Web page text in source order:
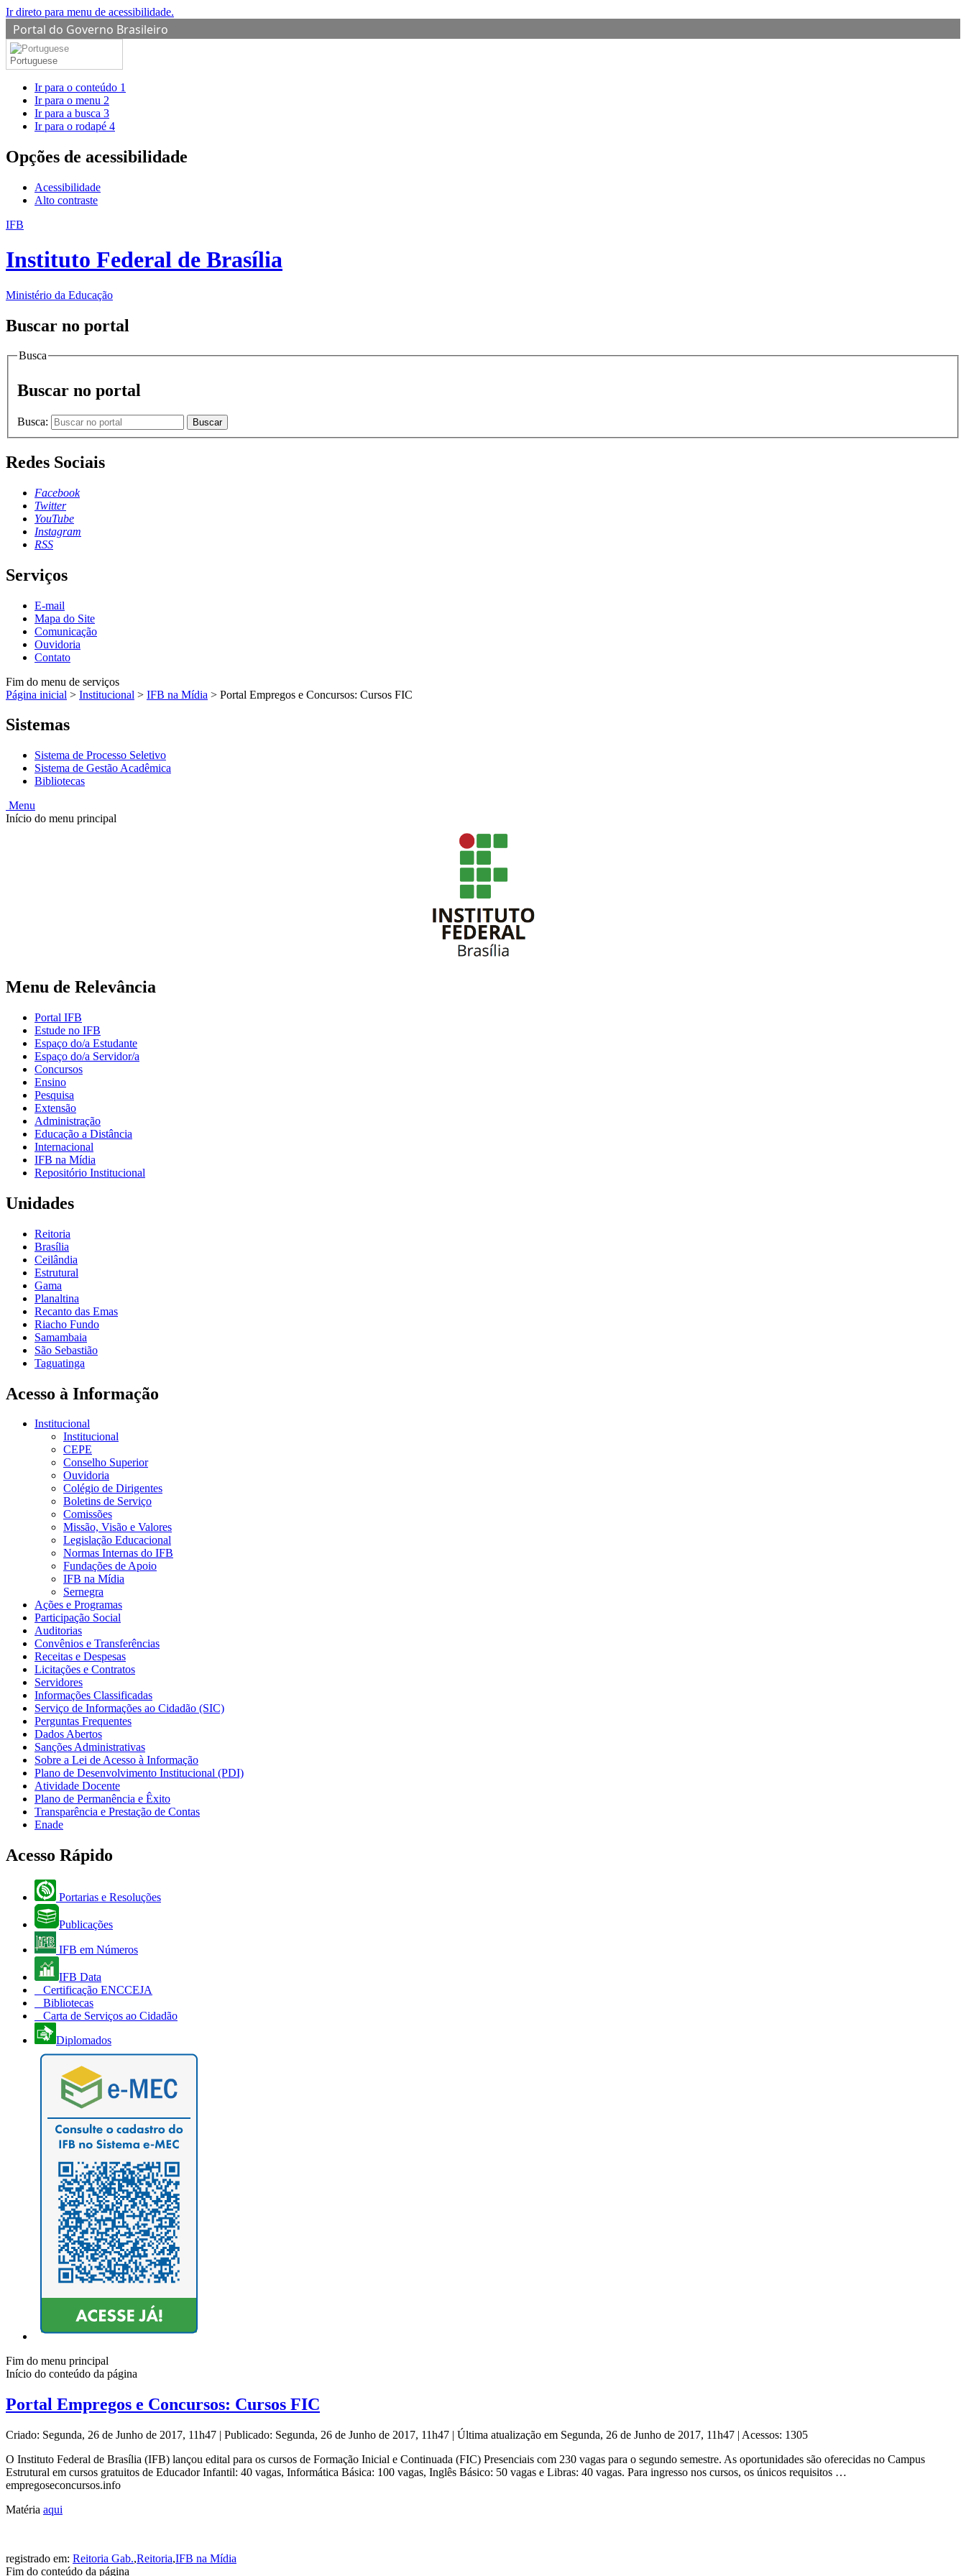
Ir direto para menu de acessibilidade.
Portal do Governo Brasileiro
Portuguese
Ir para o conteúdo 1
Ir para o menu 2
Ir para a busca 3
Ir para o rodapé 4
Opções de acessibilidade
Acessibilidade
Alto contraste
IFB
Instituto Federal de Brasília
Ministério da Educação
Buscar no portal
Busca
Buscar no portal
Busca: Buscar
Redes Sociais
Facebook
Twitter
YouTube
Instagram
RSS
Serviços
E-mail
Mapa do Site
Comunicação
Ouvidoria
Contato
Fim do menu de serviços
Página inicial > Institucional > IFB na Mídia > Portal Empregos e Concursos: Cursos FIC
Sistemas
Sistema de Processo Seletivo
Sistema de Gestão Acadêmica
Bibliotecas
Menu
Início do menu principal
Menu de Relevância
Portal IFB
Estude no IFB
Espaço do/a Estudante
Espaço do/a Servidor/a
Concursos
Ensino
Pesquisa
Extensão
Administração
Educação a Distância
Internacional
IFB na Mídia
Repositório Institucional
Unidades
Reitoria
Brasília
Ceilândia
Estrutural
Gama
Planaltina
Recanto das Emas
Riacho Fundo
Samambaia
São Sebastião
Taguatinga
Acesso à Informação
Institucional
Institucional
CEPE
Conselho Superior
Ouvidoria
Colégio de Dirigentes
Boletins de Serviço
Comissões
Missão, Visão e Valores
Legislação Educacional
Normas Internas do IFB
Fundações de Apoio
IFB na Mídia
Sernegra
Ações e Programas
Participação Social
Auditorias
Convênios e Transferências
Receitas e Despesas
Licitações e Contratos
Servidores
Informações Classificadas
Serviço de Informações ao Cidadão (SIC)
Perguntas Frequentes
Dados Abertos
Sanções Administrativas
Sobre a Lei de Acesso à Informação
Plano de Desenvolvimento Institucional (PDI)
Atividade Docente
Plano de Permanência e Êxito
Transparência e Prestação de Contas
Enade
Acesso Rápido
Portarias e Resoluções
Publicações
IFB em Números
IFB Data
Certificação ENCCEJA
Bibliotecas
Carta de Serviços ao Cidadão
Diplomados
Fim do menu principal
Início do conteúdo da página
Portal Empregos e Concursos: Cursos FIC
Criado: Segunda, 26 de Junho de 2017, 11h47 | Publicado: Segunda, 26 de Junho de 2017, 11h47 | Última atualização em Segunda, 26 de Junho de 2017, 11h47 | Acessos: 1305
O Instituto Federal de Brasília (IFB) lançou edital para os cursos de Formação Inicial e Continuada (FIC) Presenciais com 230 vagas para o segundo semestre. As oportunidades são oferecidas no Campus
Estrutural em cursos gratuitos de Educador Infantil: 40 vagas, Informática Básica: 100 vagas, Inglês Básico: 50 vagas e Libras: 40 vagas. Para ingresso nos cursos, os únicos requisitos …
empregoseconcursos.info
Matéria aqui
registrado em: Reitoria Gab.,Reitoria,IFB na Mídia
Fim do conteúdo da página